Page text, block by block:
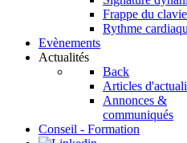
Frappe du
Rythme
Evènements
Actualités
Back
Articles
Annonces &
communiqués
Conseil - Formation